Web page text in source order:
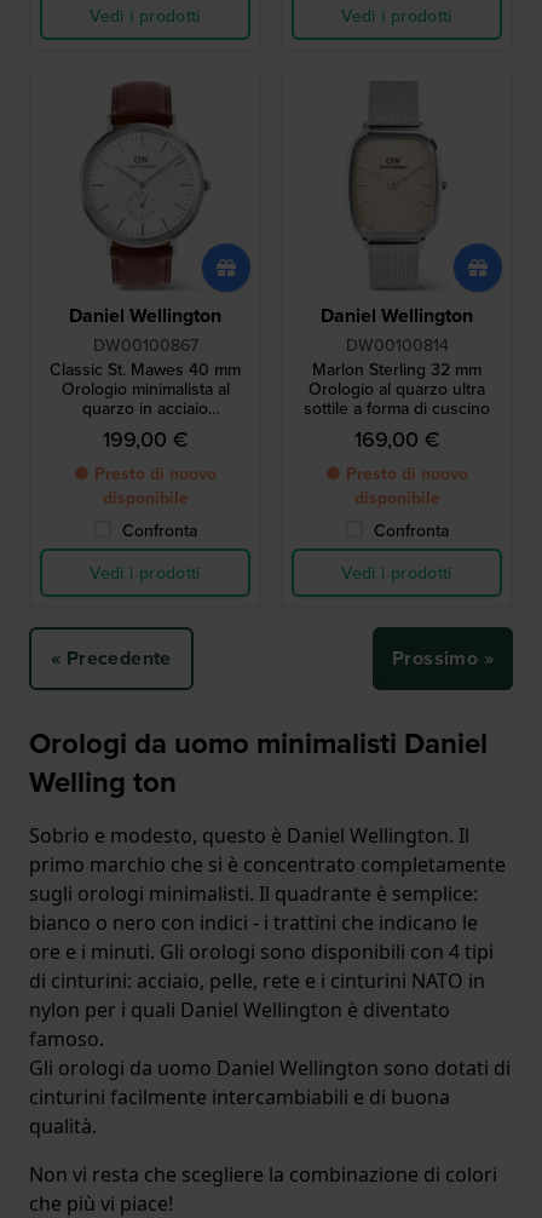
Vedi i prodotti
Vedi i prodotti
Daniel Wellington
DW00100867
Classic St. Mawes 40 mm
Orologio minimalista al
quarzo in acciaio
inossidabile con piccoli
secondi
199,00 €
● Presto di nuovo
disponibile
Confronta
Vedi i prodotti
Daniel Wellington
DW00100814
Marlon Sterling 32 mm
Orologio al quarzo ultra
sottile a forma di cuscino
169,00 €
● Presto di nuovo
disponibile
Confronta
Vedi i prodotti
« Precedente Prossimo »
Orologi da uomo minimalisti Daniel
Welling ton
Sobrio e modesto, questo è Daniel Wellington. Il
primo marchio che si è concentrato completamente
sugli orologi minimalisti. Il quadrante è semplice:
bianco o nero con indici - i trattini che indicano le
ore e i minuti. Gli orologi sono disponibili con 4 tipi
di cinturini: acciaio, pelle, rete e i cinturini NATO in
nylon per i quali Daniel Wellington è diventato
famoso.
Gli orologi da uomo Daniel Wellington sono dotati di
cinturini facilmente intercambiabili e di buona
qualità.
Non vi resta che scegliere la combinazione di colori
che più vi piace!